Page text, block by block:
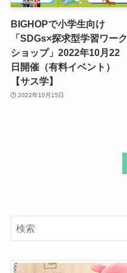
BIGHOPで小学生向け
「SDGs×探求型学習ワーク
ショップ」2022年10月22
日開催（有料イベント）
【サス学】
2022年10月15日